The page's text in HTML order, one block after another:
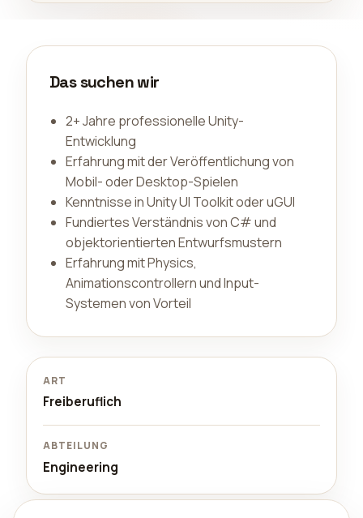
Das suchen wir
2+ Jahre professionelle Unity-
Entwicklung
Erfahrung mit der Veröffentlichung von
Mobil- oder Desktop-Spielen
Kenntnisse in Unity UI Toolkit oder uGUI
Fundiertes Verständnis von C# und
objektorientierten Entwurfsmustern
Erfahrung mit Physics,
Animationscontrollern und Input-
Systemen von Vorteil
ART
Freiberuflich
ABTEILUNG
Engineering